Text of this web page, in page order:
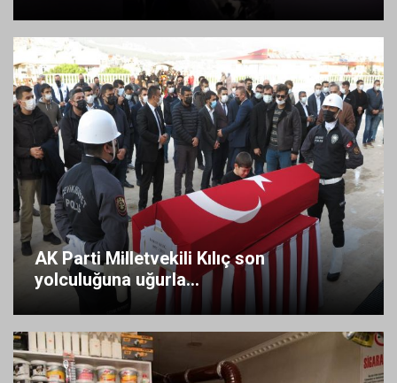
AK Parti Milletvekili Kılıç son
yolculuğuna uğurla...